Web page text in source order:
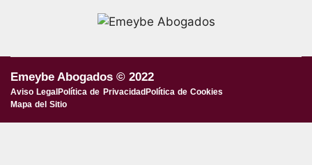
Emeybe Abogados © 2022
Aviso Legal Política de Privacidad Política de Cookies
Mapa del Sitio